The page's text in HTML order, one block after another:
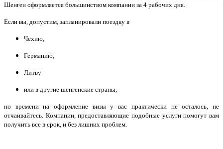
Шенген оформляется большинством компании за 4 рабочих дня.
Если вы, допустим, запланировали поездку в
Чехию,
Германию,
Литву
или в другие шенгенские страны,
но времени на оформление визы у вас практически не осталось, не
отчаивайтесь. Компании, предоставляющие подобные услуги помогут вам
получить все в срок, и без лишних проблем.